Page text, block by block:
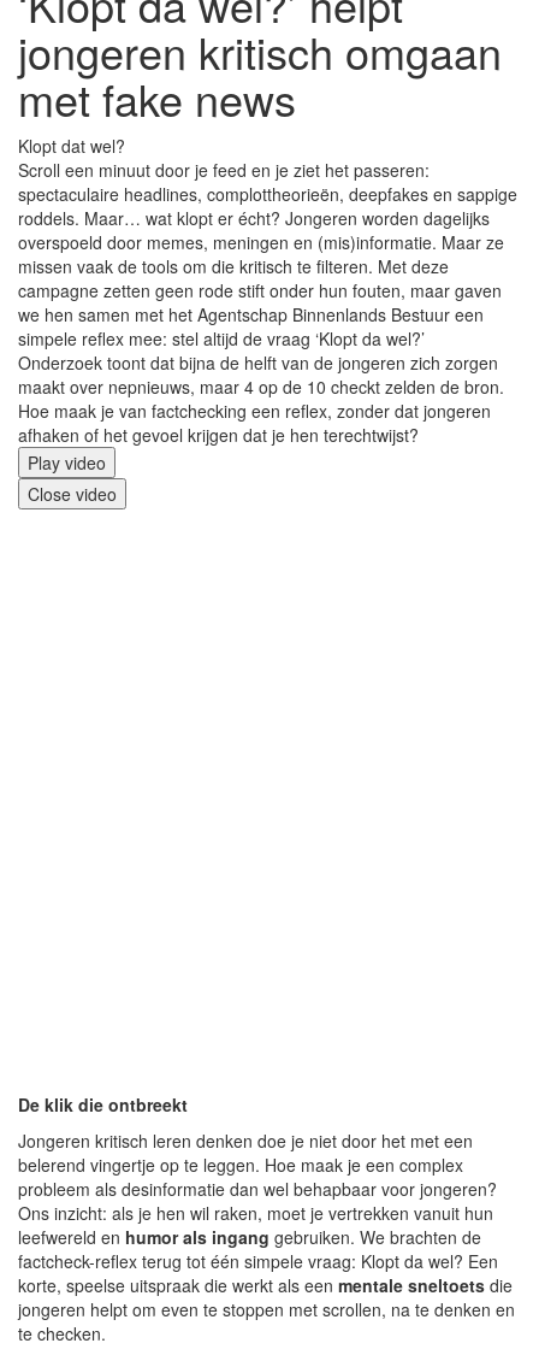
jongeren kritisch omgaan
met fake news
Klopt dat wel?
Scroll een minuut door je feed en je ziet het passeren:
spectaculaire headlines, complottheorieën, deepfakes en sappige
roddels. Maar… wat klopt er écht? Jongeren worden dagelijks
overspoeld door memes, meningen en (mis)informatie. Maar ze
missen vaak de tools om die kritisch te filteren. Met deze
campagne zetten geen rode stift onder hun fouten, maar gaven
we hen samen met het Agentschap Binnenlands Bestuur een
simpele reflex mee: stel altijd de vraag ‘Klopt da wel?’
Onderzoek toont dat bijna de helft van de jongeren zich zorgen
maakt over nepnieuws, maar 4 op de 10 checkt zelden de bron.
Hoe maak je van factchecking een reflex, zonder dat jongeren
afhaken of het gevoel krijgen dat je hen terechtwijst?
Filmbestand
Play video
Close video
De klik die ontbreekt
Jongeren kritisch leren denken doe je niet door het met een
belerend vingertje op te leggen. Hoe maak je een complex
probleem als desinformatie dan wel behapbaar voor jongeren?
Ons inzicht: als je hen wil raken, moet je vertrekken vanuit hun
leefwereld en humor als ingang gebruiken. We brachten de
factcheck-reflex terug tot één simpele vraag: Klopt da wel? Een
korte, speelse uitspraak die werkt als een mentale sneltoets die
jongeren helpt om even te stoppen met scrollen, na te denken en
te checken.